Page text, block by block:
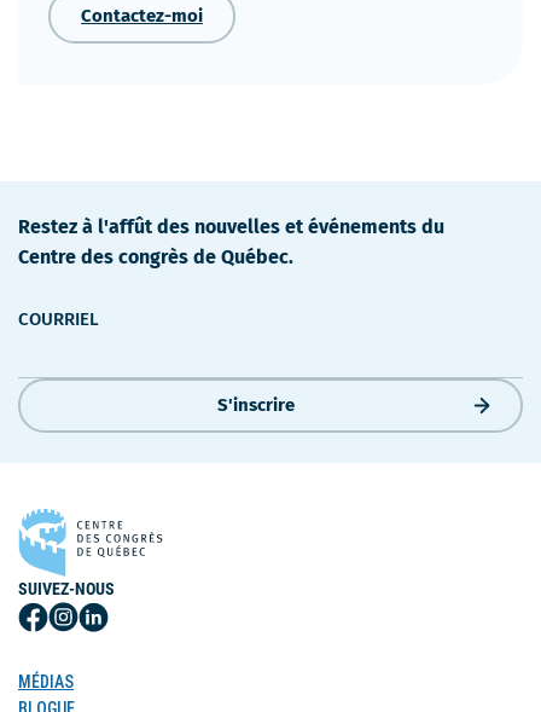
Contactez-moi
Restez à l'affût des nouvelles et événements du
Centre des congrès de Québec.
COURRIEL
S'inscrire
SUIVEZ-NOUS
Suivez-
sur
Facebook
Suivez-
Instagram
Suivez-
MÉDIAS